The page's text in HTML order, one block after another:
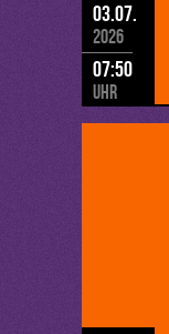
03.07.
2026
07:50
Uhr